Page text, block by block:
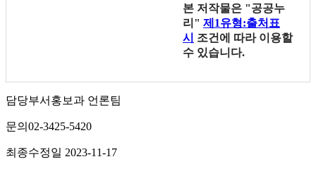
본 저작물은 "공공누
리" 제1유형:출처표
시
조건에 따라 이용할
수 있습니다.
담당부서 홍보과 언론팀
문의 02-3425-5420
최종수정일 2023-11-17